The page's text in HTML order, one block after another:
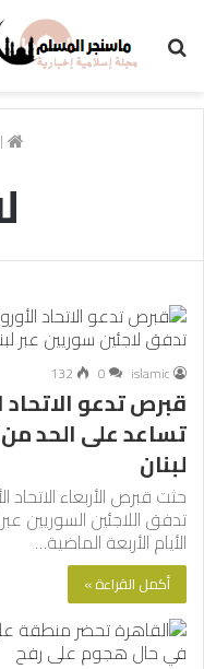
islamic
0
132
قبرص تدعو الاتحاد
تساعد على الحد
لبنان
حثت قبرص الأربعاء
تدفق اللاجئين السوريين
الأيام الأربعة الماضية…
أكمل القراءة »